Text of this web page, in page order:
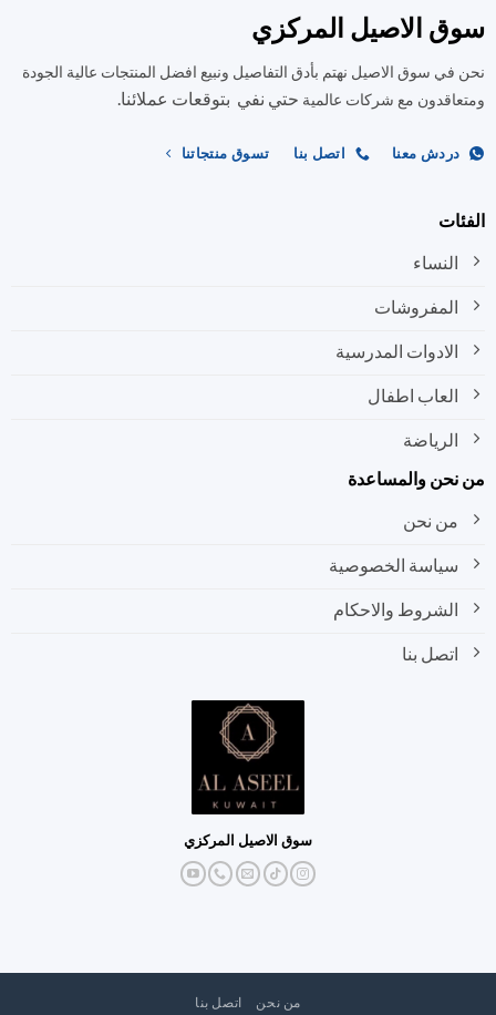
الاصيل المركزي
سوق الاصيل نهتم بأدق التفاصيل ونبيع افضل المنتجات عالية الجودة
مع شركات عالميةحتي نفي بتوقعات عملائنا.
دردش معنا اتصل بنا تسوق منتجاتنا
النساء
المفروشات
الادوات المدرسية
العاب اطفال
الرياضة
والمساعدة
من نحن
سياسة الخصوصية
الشروط والاحكام
اتصل بنا
سوق الاصيل المركزي
من نحن اتصل بنا